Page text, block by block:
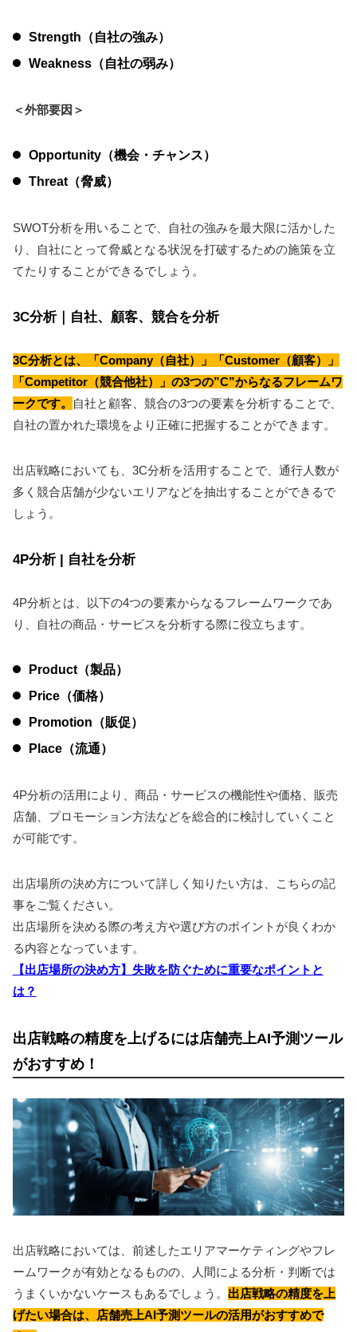
Strength（自社の強み）
Weakness（自社の弱み）
＜外部要因＞
Opportunity（機会・チャンス）
Threat（脅威）
SWOT分析を用いることで、自社の強みを最大限に活かした
り、自社にとって脅威となる状況を打破するための施策を立
てたりすることができるでしょう。
3C分析｜自社、顧客、競合を分析
3C分析とは、「Company（自社）」「Customer（顧客）」
「Competitor（競合他社）」の3つの”C”からなるフレームワ
ークです。
自社と顧客、競合の3つの要素を分析することで、
自社の置かれた環境をより正確に把握することができます。
出店戦略においても、3C分析を活用することで、通行人数が
多く競合店舗が少ないエリアなどを抽出することができるで
しょう。
4P分析 | 自社を分析
4P分析とは、以下の4つの要素からなるフレームワークであ
り、自社の商品・サービスを分析する際に役立ちます。
Product（製品）
Price（価格）
Promotion（販促）
Place（流通）
4P分析の活用により、商品・サービスの機能性や価格、販売
店舗、プロモーション方法などを総合的に検討していくこと
が可能です。
出店場所の決め方について詳しく知りたい方は、こちらの記
事をご覧ください。
出店場所を決める際の考え方や選び方のポイントが良くわか
る内容となっています。
【出店場所の決め方】失敗を防ぐために重要なポイントと
は？
出店戦略の精度を上げるには店舗売上AI予測ツール
がおすすめ！
出店戦略においては、前述したエリアマーケティングやフレ
ームワークが有効となるものの、人間による分析・判断では
うまくいかないケースもあるでしょう。 出店戦略の精度を上
げたい場合は、店舗売上AI予測ツールの活用がおすすめで